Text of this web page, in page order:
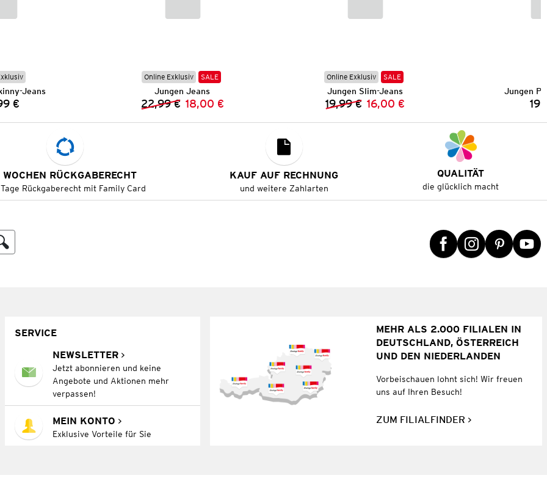
Jeans
€
Online Exklusiv SALE
Jungen Jeans
Vorheriger Preis:
22,99 € Neuer Preis:
18,00 €
Online Exklusiv SALE
Jungen Slim-Jeans
Vorheriger Preis:
19,99 € Neuer Preis:
16,00 €
Jungen
RÜCKGABERECHT
Rückgaberecht mit Family Card
KAUF AUF RECHNUNG
und weitere Zahlarten
QUALITÄT
die glücklich macht
SERVICE
NEWSLETTER
Jetzt abonnieren und keine
Angebote und Aktionen mehr
verpassen!
MEIN KONTO
Exklusive Vorteile für Sie
MEHR ALS 2.000 FILIALEN IN
DEUTSCHLAND, ÖSTERREICH
UND DEN NIEDERLANDEN
Vorbeischauen lohnt sich! Wir freuen
uns auf Ihren Besuch!
ZUM FILIALFINDER